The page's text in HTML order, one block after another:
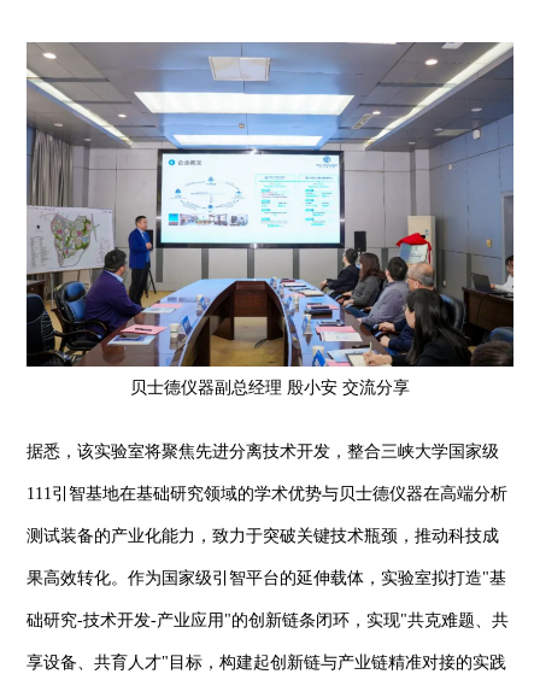
贝士德仪器副总经理 殷小安 交流分享
据悉，该实验室将聚焦先进分离技术开发，整合三峡大学国家级
111引智基地在基础研究领域的学术优势与贝士德仪器在高端分析
测试装备的产业化能力，致力于突破关键技术瓶颈，推动科技成
果高效转化。作为国家级引智平台的延伸载体，实验室拟打造"基
础研究-技术开发-产业应用"的创新链条闭环，实现"共克难题、共
享设备、共育人才"目标，构建起创新链与产业链精准对接的实践